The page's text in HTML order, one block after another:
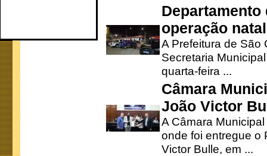
operação
A Prefeitura de São
Secretaria
quarta-feira ...
Câmara
João Victor
A Câmara
onde foi entregue o
Victor Bulle, em ...